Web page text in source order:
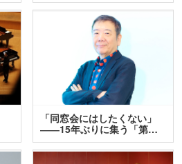
「同窓会にはしたくない」
――15年ぶりに集う「第…